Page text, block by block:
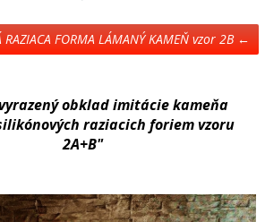
FORMA LÁMANÝ KAMEŇ vzor 2B ←
obklad imitácie kameňa
raziacich foriem vzoru
2A+B"